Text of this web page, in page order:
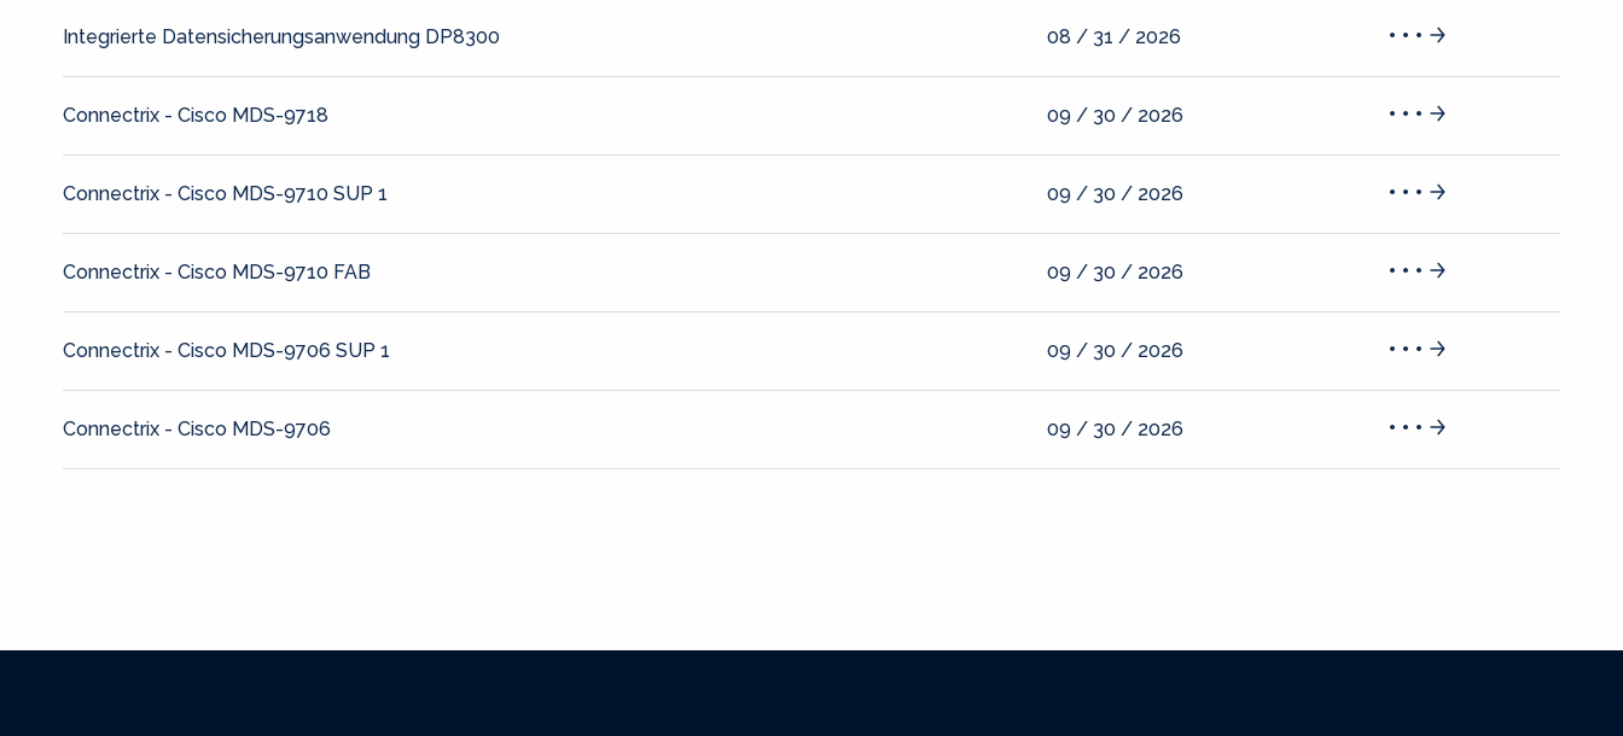
Integrierte Datensicherungsanwendung DP8300 08 / 31 / 2026
Connectrix - Cisco MDS-9718 09 / 30 / 2026
Connectrix - Cisco MDS-9710 SUP 1 09 / 30 / 2026
Connectrix - Cisco MDS-9710 FAB 09 / 30 / 2026
Connectrix - Cisco MDS-9706 SUP 1 09 / 30 / 2026
Connectrix - Cisco MDS-9706 09 / 30 / 2026